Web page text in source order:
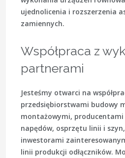
ujednolicenia i rozszerzenia
zamiennych.
Współpraca z
partnerami
Jesteśmy otwarci na
przedsiębiorstwami budowy
montażowymi,
napędów, osprzętu linii i
inwestorami
linii produkcji odłączników.